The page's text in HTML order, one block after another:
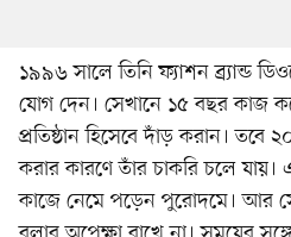
১৯৯৬ সালে তিনি ফ্যাশন ব্র্যান্ড
যোগ দেন। সেখানে ১৫ বছর কাজ
প্রতিষ্ঠান হিসেবে দাঁড় করান। তবে
করার কারণে তাঁর চাকরি চলে যায়।
কাজে নেমে পড়েন পুরোদমে। আর